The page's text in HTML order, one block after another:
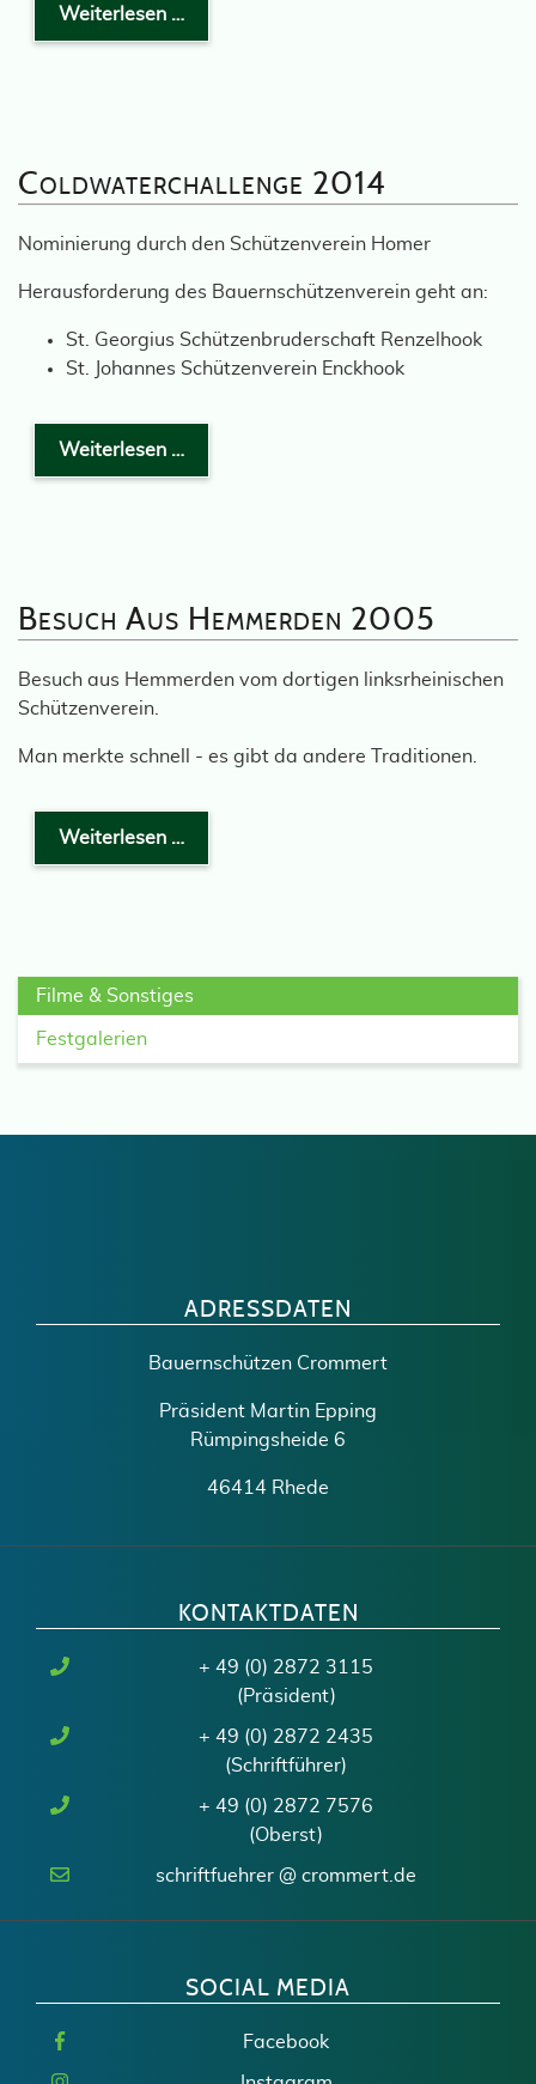
Weiterlesen …
Coldwaterchallenge 2014
Nominierung durch den Schützenverein Homer
Herausforderung des Bauernschützenverein geht an:
St. Georgius Schützenbruderschaft Renzelhook
St. Johannes Schützenverein Enckhook
Weiterlesen …
Besuch Aus Hemmerden 2005
Besuch aus Hemmerden vom dortigen linksrheinischen
Schützenverein.
Man merkte schnell - es gibt da andere Traditionen.
Weiterlesen …
Filme & Sonstiges
Festgalerien
ADRESSDATEN
Bauernschützen Crommert
Präsident Martin Epping
Rümpingsheide 6
46414 Rhede
KONTAKTDATEN
+ 49 (0) 2872 3115
(Präsident)
+ 49 (0) 2872 2435
(Schriftführer)
+ 49 (0) 2872 7576
(Oberst)
schriftfuehrer @ crommert.de
SOCIAL MEDIA
Facebook